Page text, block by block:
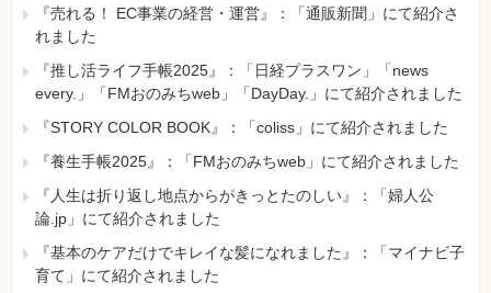
・JSPコメントとHTMLコメントの違い
・JSPの文法エラー
・GETリクエストで全角文字を表示する
・正規表現
・2種類のモデル
・MVCモデルと分業
・リクエストとサーブレットクラスの対応
・Eclipseの内部ブラウザの変更
・ブラウザの複数ウインドウとセッションID
・ステートフルな通信
・セッションスコープと直列化
・データベースvsアプリケーションスコープ
【 第2刷にて修正 】
126ページ 3つ目の見出し
[誤]
[正]
JSPファイルの実行について
132ページ リスト5-1の1行目
[誤]
<form action="/example/formSampleServlet"
method="post”>
『売れる！ EC事業の経営・運営』：「通販新聞」にて紹介さ
れました
『推し活ライフ手帳2025』：「日経プラスワン」「news
every.」「FMおのみちweb」「DayDay.」にて紹介されました
『STORY COLOR BOOK』：「coliss」にて紹介されました
『養生手帳2025』：「FMおのみちweb」にて紹介されました
『人生は折り返し地点からがきっとたのしい』：「婦人公
論.jp」にて紹介されました
『基本のケアだけでキレイな髪になれました』：「マイナビ子
育て」にて紹介されました